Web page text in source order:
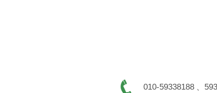
010-59338188 、